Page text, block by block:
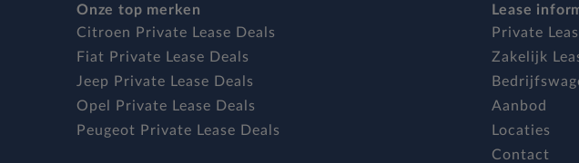
Onze top merken
Citroen Private Lease Deals
Fiat Private Lease Deals
Jeep Private Lease Deals
Opel Private Lease Deals
Peugeot Private Lease Deals
Lease
Private
Zakelijk
Aanbod
Locaties
Contact